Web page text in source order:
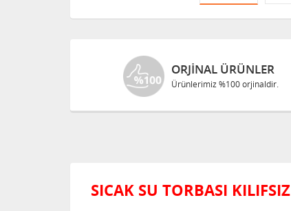
ORJINAL ÜRÜNLER
Ürünlerimiz %100 orjinaldir.
SICAK SU TORBASI KILIFSIZ